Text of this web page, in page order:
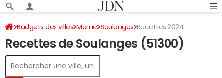
Budgets des villes Marne Soulanges Recettes 2024
Recettes de Soulanges (51300)